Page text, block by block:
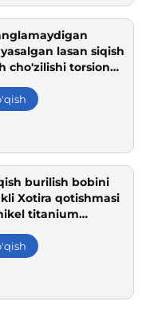
lasan siqish
cho'zilishi torsion
burilish bobini
Xotira qotishmasi
titanium